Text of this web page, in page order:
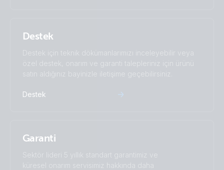
Destek
Destek için teknik dökümanlarımızı inceleyebilir veya
özel destek, onarım ve garanti talepleriniz için ürünü
satın aldığınız bayinizle iletişime geçebilirsiniz.
Destek
Garanti
Sektör lideri 5 yıllık standart garantimiz ve
küresel onarım servisimiz hakkında daha